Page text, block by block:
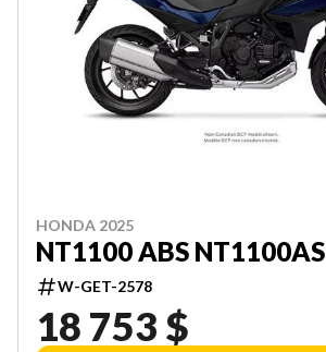
HONDA 2025
NT1100 ABS NT1100AS
W-GET-2578
18 753 $